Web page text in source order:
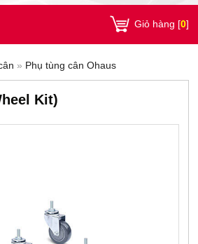
Giỏ hàng [0]
» Phụ tùng cân Ohaus
Kit)